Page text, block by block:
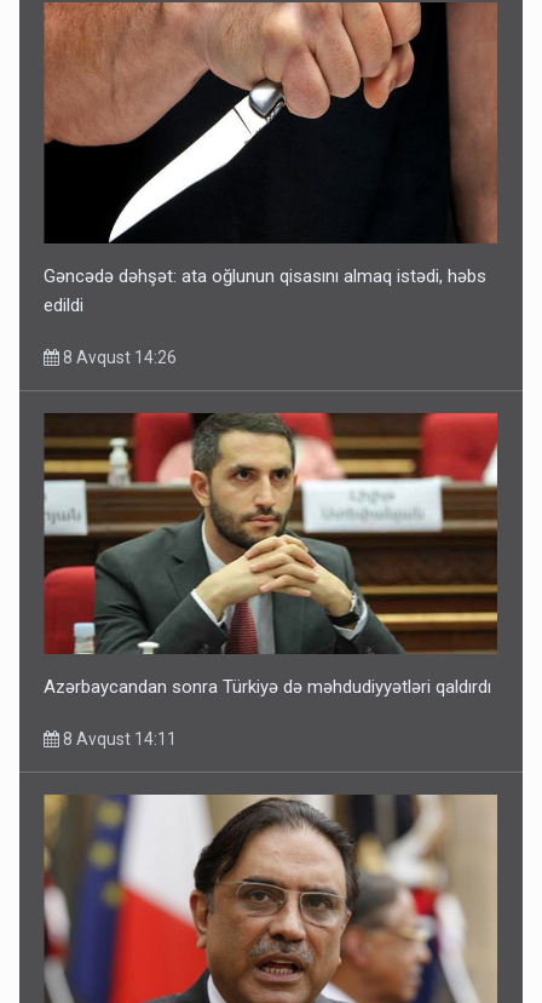
Gəncədə dəhşət: ata oğlunun qisasını almaq istədi, həbs
edildi
8 Avqust 14:26
Azərbaycandan sonra Türkiyə də məhdudiyyətləri qaldırdı
8 Avqust 14:11